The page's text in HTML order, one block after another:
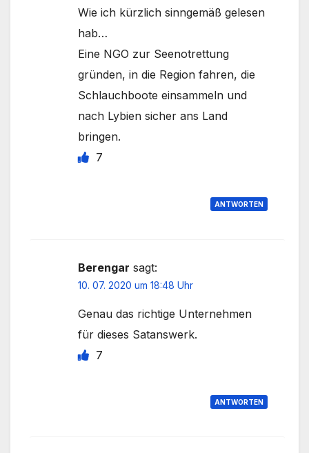
Wie ich kürzlich sinngemäß gelesen
hab…
Eine NGO zur Seenotrettung
gründen, in die Region fahren, die
Schlauchboote einsammeln und
nach Lybien sicher ans Land
bringen.
7
ANTWORTEN
Berengar sagt:
10. 07. 2020 um 18:48 Uhr
Genau das richtige Unternehmen
für dieses Satanswerk.
7
ANTWORTEN